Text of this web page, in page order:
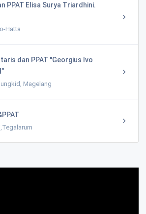
PPAT Elisa Surya Triardhini.
Hatta
dan PPAT "Georgius Ivo
Magelang